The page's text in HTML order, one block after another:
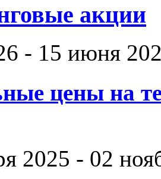
акции
- 15 июня
цены на
2025 - 02